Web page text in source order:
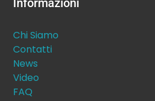
Informazioni
Chi Siamo
Contatti
News
Video
FAQ